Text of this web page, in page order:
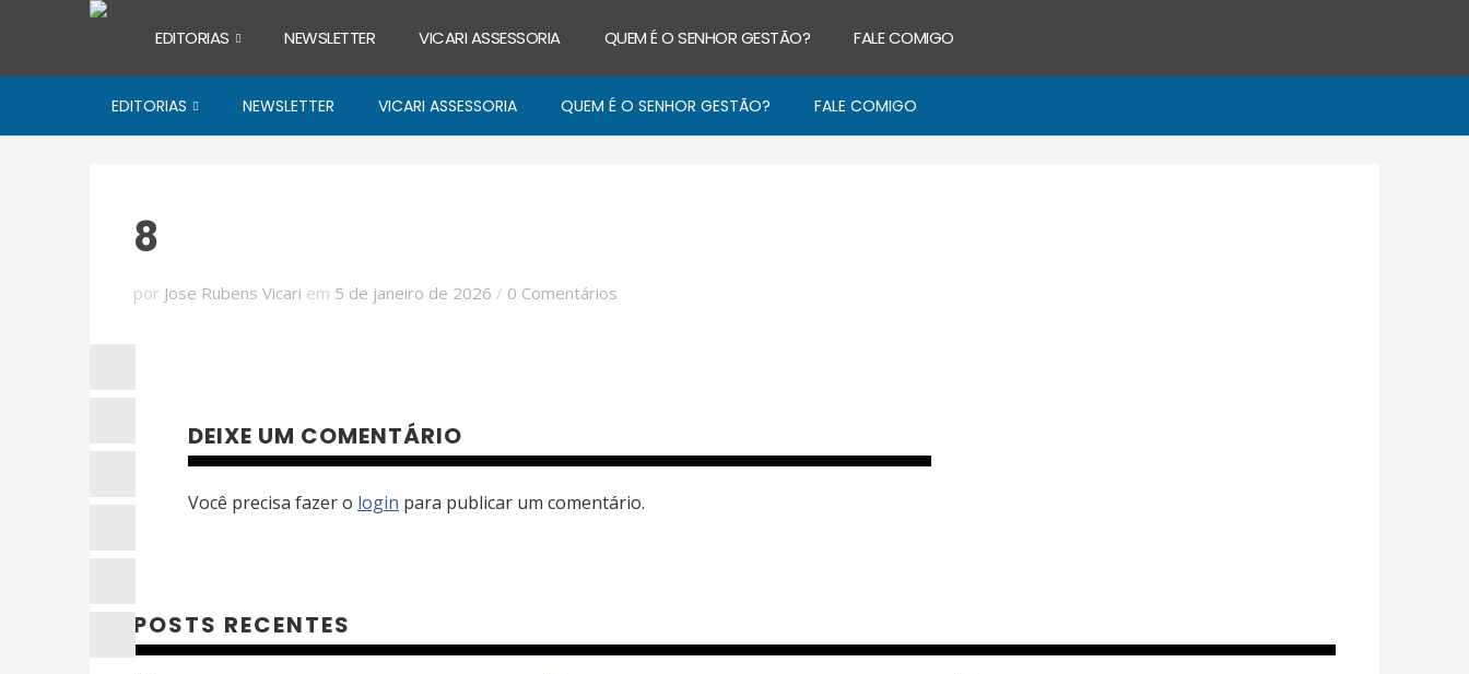
EDITORIAS NEWSLETTER VICARI ASSESSORIA QUEM É O SENHOR GESTÃO? FALE COMIGO
EDITORIAS NEWSLETTER VICARI ASSESSORIA QUEM É O SENHOR GESTÃO? FALE COMIGO
8
por Jose Rubens Vicari em 5 de janeiro de 2026 / 0 Comentários
DEIXE UM COMENTÁRIO
Você precisa fazer o login para publicar um comentário.
POSTS RECENTES